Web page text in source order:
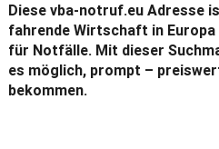
Diese vba-notruf.eu Adresse
fahrende Wirtschaft in
für Notfälle. Mit dieser
es möglich, prompt –
bekommen.